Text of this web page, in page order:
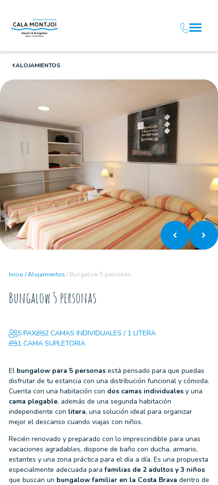
ALOJAMIENTOS
Inicio /Alojamientos /Bungalow 5 personas
Bungalow 5 personas
5 PAX
2 CAMAS INDIVIDUALES / 1 LITERA
1 CAMA SUPLETORIA
El bungalow para 5 personas está pensado para que puedas
disfrutar de tu estancia con una distribución funcional y cómoda.
Cuenta con una habitación con dos camas individuales y una
cama plegable, además de una segunda habitación
independiente con litera, una solución ideal para organizar
mejor el descanso cuando viajas con niños.
Recién renovado y preparado con lo imprescindible para unas
vacaciones agradables, dispone de baño con ducha, armario,
estantes y una zona práctica para el día a día. Es una propuesta
especialmente adecuada parafamilias de 2 adultos y 3 niños
que buscan un bungalow familiar en la Costa Brava dentro de